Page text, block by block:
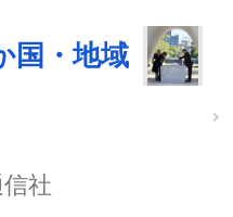
国・地域
社